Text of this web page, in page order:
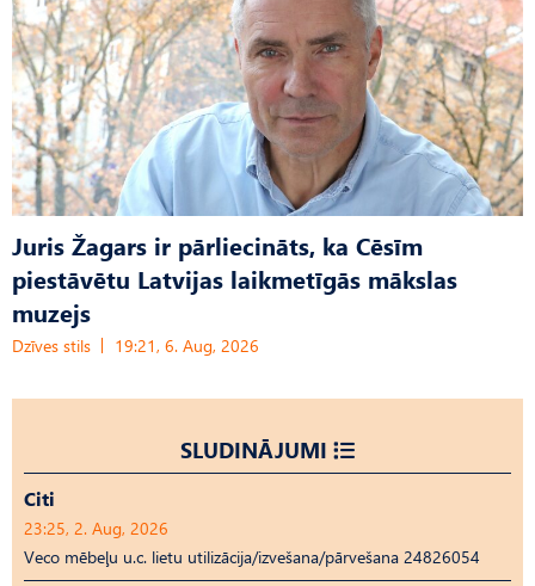
Juris Žagars ir pārliecināts, ka Cēsīm
piestāvētu Latvijas laikmetīgās mākslas
muzejs
Dzīves stils 19:21, 6. Aug, 2026
SLUDINĀJUMI
Citi
23:25, 2. Aug, 2026
Veco mēbeļu u.c. lietu utilizācija/izvešana/pārvešana 24826054